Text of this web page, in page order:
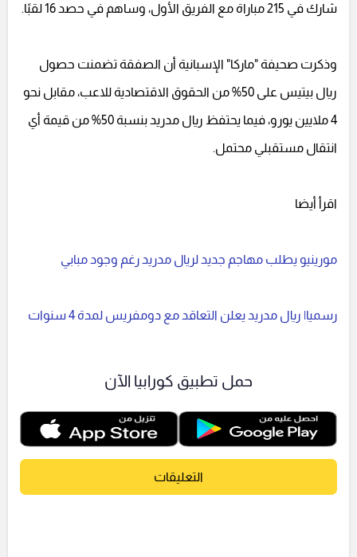
شارك في 215 مباراة مع الفريق الأول، وساهم في حصد 16 لقبًا.
وذكرت صحيفة "ماركا" الإسبانية أن الصفقة تضمنت حصول
ريال بيتيس على 50% من الحقوق الاقتصادية للاعب، مقابل نحو
4 ملايين يورو، فيما يحتفظ ريال مدريد بنسبة 50% من قيمة أي
انتقال مستقبلي محتمل.
اقرأ أيضا
مورينيو يطلب مهاجم جديد لريال مدريد رغم وجود مبابي
رسميا| ريال مدريد يعلن التعاقد مع دومفريس لمدة 4 سنوات
حمل تطبيق كورابيا الآن
التعليقات